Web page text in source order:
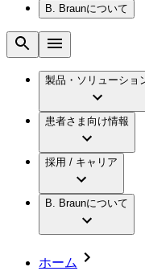
ソリューショ
メンテ
国内の
手術器
製品・診療領
歯科
低侵襲
腰椎椎
水頭
慢性創
アクト
アクト
疾患・症状
ビー・
ビー・
会社概
報
要
キャリア（
B. Braunについて
ビジョ
ブラン
ついて
イノベ
私たちの責任
製品・ソリューショ
患者さま向け情報
採用 / キャリア
B. Braunについて
ホーム